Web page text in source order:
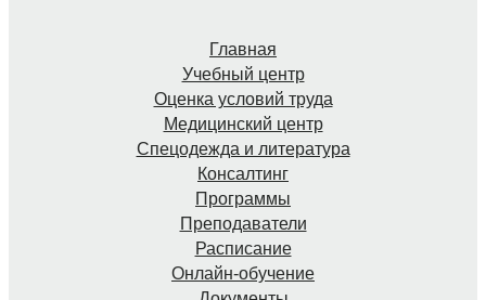
Главная
Учебный центр
Оценка условий труда
Медицинский центр
Спецодежда и литература
Консалтинг
Программы
Преподаватели
Расписание
Онлайн-обучение